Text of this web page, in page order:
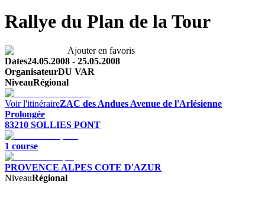
Rallye du Plan de la Tour
Ajouter en favoris
Dates24.05.2008 - 25.05.2008
OrganisateurDU VAR
NiveauRégional
Voir l'itinéraireZAC des Andues Avenue de l'Arlésienne
Prolongée
83210 SOLLIES PONT
1 course
PROVENCE ALPES COTE D'AZUR
NiveauRégional